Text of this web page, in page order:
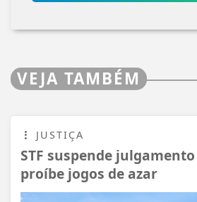
VEJA TAMBÉM
JUSTIÇA
STF suspende
proíbe jogos de azar